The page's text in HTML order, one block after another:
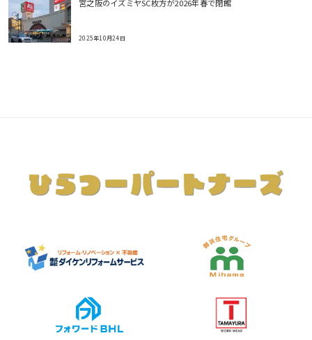
宮之阪のイズミヤSC枚方が2026年春で閉館
2025年10月24日